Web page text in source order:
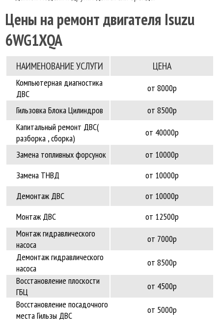
Цены на ремонт двигателя Isuzu
6WG1XQA
НАИМЕНОВАНИЕ УCЛУГИ ЦЕНА
Компьютерная диагностика
ДВС
от 8000р
Гильзовка Блока Цилиндров
от 8500р
Капитальный ремонт ДВС(
разборка , сборка)
от 40000р
Замена топливных форсунок
от 10000р
Замена ТНВД
от 10000р
Демонтаж ДВС
от 10000р
Монтаж ДВС
от 12500р
Монтаж гидравлического
насоса
от 7000р
Демонтаж гидравлического
насоса
от 8500р
Восстановление плоскости
ГБЦ
от 4500р
Восстановление посадочного
места Гильзы ДВС
от 5000р